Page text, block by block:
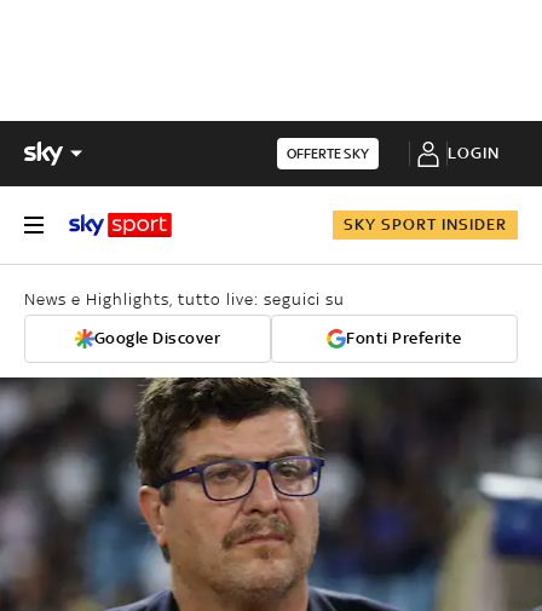
OFFERTE SKY LOGIN
SKY SPORT INSIDER
News e Highlights, tutto live: seguici su
Google Discover Fonti Preferite